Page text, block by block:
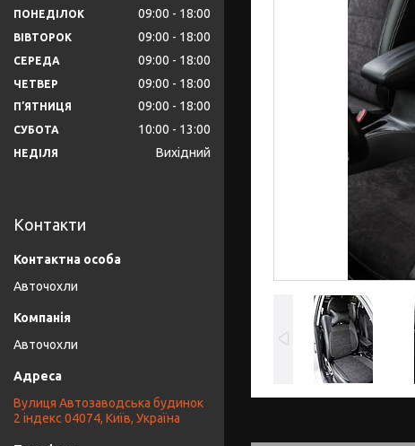
ПОНЕДІЛОК 09:00 18:00
ВІВТОРОК 09:00 18:00
СЕРЕДА 09:00 18:00
ЧЕТВЕР 09:00 18:00
ПʼЯТНИЦЯ 09:00 18:00
СУБОТА 10:00 13:00
НЕДІЛЯ Вихідний
Контакти
Авточохли
Авточохли
Вулиця Автозаводська будинок
2 індекс 04074, Київ, Україна